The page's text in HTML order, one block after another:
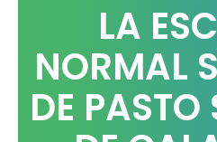
LA
NORMAL
DE PASTO